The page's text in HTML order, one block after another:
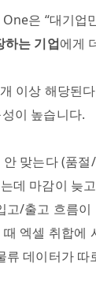
One은 “대기업
하는 기업에게
개 이상 해당된
이 높습니다.
맞는다(품절/
데 마감이 늦
고/출고 흐름
엑셀 취합에
류 데이터가 따